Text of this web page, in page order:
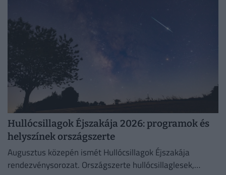
Hullócsillagok Éjszakája 2026: programok és
helyszínek országszerte
Augusztus közepén ismét Hullócsillagok Éjszakája
rendezvénysorozat. Országszerte hullócsillaglesek,